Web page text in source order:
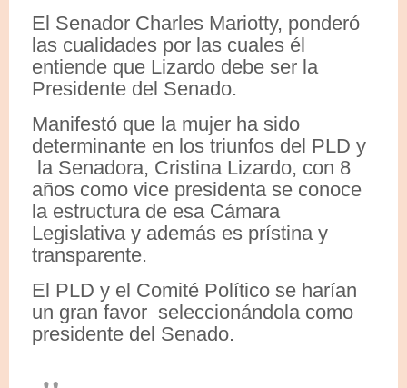
El Senador Charles Mariotty, ponderó
las cualidades por las cuales él
entiende que Lizardo debe ser la
Presidente del Senado.
Manifestó que la mujer ha sido
determinante en los triunfos del PLD y
la Senadora, Cristina Lizardo, con 8
años como vice presidenta se conoce
la estructura de esa Cámara
Legislativa y además es prístina y
transparente.
El PLD y el Comité Político se harían
un gran favor seleccionándola como
presidente del Senado.